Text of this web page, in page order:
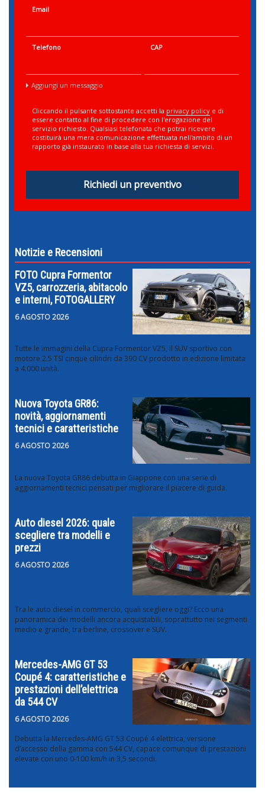
Email
Telefono CAP
Aggiungi un messaggio
Cliccando il pulsante sottostante accetti la privacy policy e di
essere contatto al fine di procedere con l'erogazione del
servizio richiesto. Qualsiasi telefonata che potrai ricevere
costituirà una mera comunicazione effettuata nell'ambito di un
rapporto già instaurato in base alla tua richiesta di servizi.
Richiedi un preventivo
Notizie e Recensioni
FOTO Cupra Formentor
VZ5, carrozzeria, abitacolo
e interni, FOTOGALLERY
6 AGOSTO 2026
Tutte le immagini della Cupra Formentor VZ5, il SUV sportivo con
motore 2.5 TSI cinque cilindri da 390 CV prodotto in edizione limitata
a 4.000 unità.
Nuova Toyota GR86:
novità, aggiornamenti
tecnici e caratteristiche
6 AGOSTO 2026
La nuova Toyota GR86 debutta in Giappone con una serie di
aggiornamenti tecnici pensati per migliorare il piacere di guida.
Auto diesel 2026: quale
scegliere tra modelli e
prezzi
6 AGOSTO 2026
Tra le auto diesel in commercio, quali scegliere oggi? Ecco una
panoramica dei modelli ancora acquistabili, soprattutto nei segmenti
medio e grande, tra berline, crossover e SUV.
Mercedes-AMG GT 53
Coupé 4: caratteristiche e
prestazioni dell’elettrica
da 544 CV
6 AGOSTO 2026
Debutta la Mercedes-AMG GT 53 Coupé 4 elettrica, versione
d’accesso della gamma con 544 CV, capace comunque di prestazioni
elevate con uno 0-100 km/h in 3,5 secondi.